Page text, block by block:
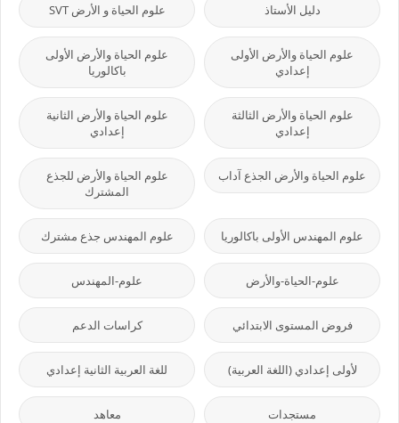
دليل الأستاذ علوم الحياة و الأرض SVT
علوم الحياة والأرض الأولى
إعدادي
علوم الحياة والأرض الأولى
باكالوريا
علوم الحياة والأرض الثالثة
إعدادي
علوم الحياة والأرض الثانية
إعدادي
علوم الحياة والأرض الجذع آداب
علوم الحياة والأرض للجذع
المشترك
علوم المهندس الأولى باكالوريا علوم المهندس جذع مشترك
علوم-الحياة-والأرض علوم-المهندس
فروض المستوى الابتدائي كراسات الدعم
لأولى إعدادي (اللغة العربية) للغة العربية الثانية إعدادي
مستجدات معاهد